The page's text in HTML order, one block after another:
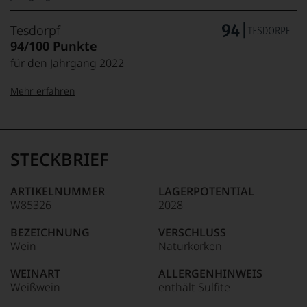
Tesdorpf
94/100 Punkte
für den Jahrgang 2022
95–98 Punkte:
90–94 Punkte:
Name
Tesdorpf
für
»Fine
für
die
edlen
Weine
der
Welt,
Mehr erfahren
STECKBRIEF
ARTIKELNUMMER
W85326
BEZEICHNUNG
Wein
WEINART
Weißwein
LAGERPOTENTIAL
2028
VERSCHLUSS
Naturkorken
ALLERGENHINWEIS
enthält Sulfite